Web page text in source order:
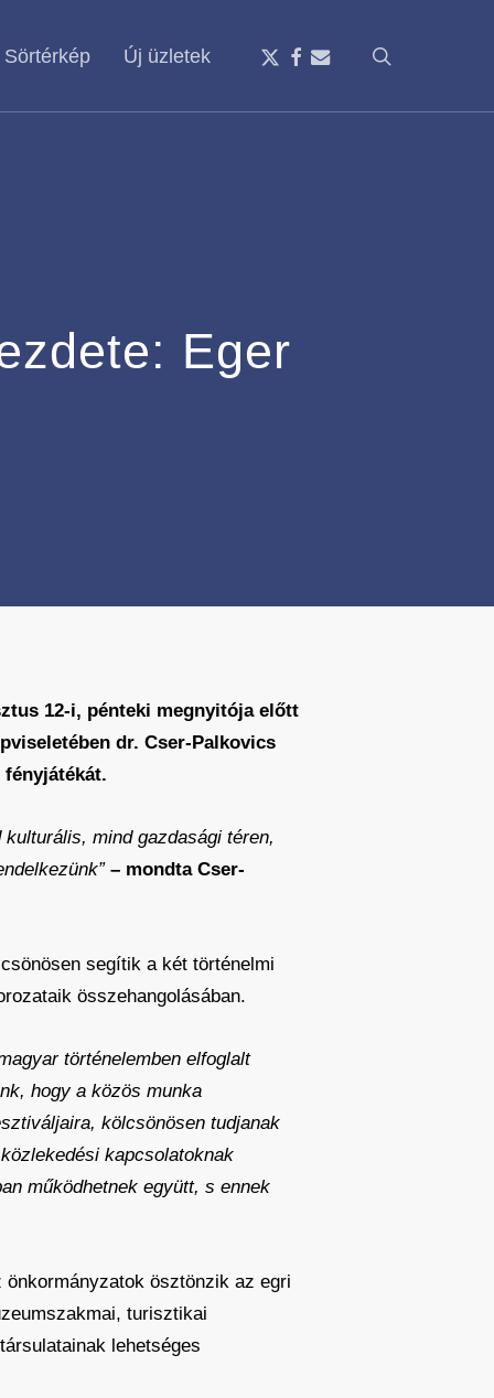
Sörtérkép Új üzletek
x-
facebook
email
Eger
12-i, pénteki megnyitója előtt
dr. Cser-Palkovics
mind gazdasági téren,
– mondta Cser-
segítik a két történelmi
összehangolásában.
történelemben elfoglalt
hogy a közös munka
kölcsönösen tudjanak
kapcsolatoknak
működhetnek együtt, s ennek
ösztönzik az egri
turisztikai
lehetséges